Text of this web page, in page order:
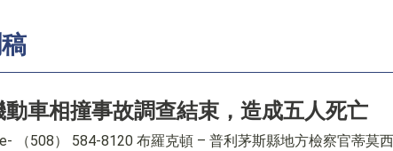
車相撞事故調查結束，造成五人死亡
（508） 584-8120 布羅克頓 – 普利茅斯縣地方檢察官蒂莫